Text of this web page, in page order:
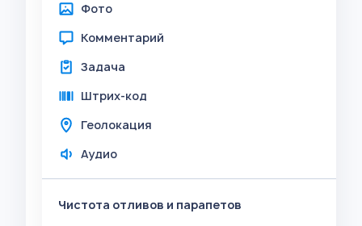
Фото
Комментарий
Задача
Штрих-код
Геолокация
Аудио
Чистота отливов и парапетов